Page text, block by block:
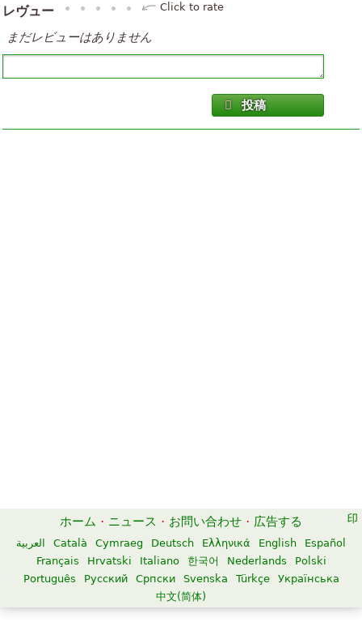
レヴュー Click to rate
まだレビューはありません
投稿
ホーム · ニュース · お問い合わせ · 広告する
العربية Català Cymraeg Deutsch Ελληνικά English
Español
Français
Hrvatski Italiano 한국어 Nederlands
Polski
Português
Русский Српски Svenska Türkçe
Українська
中文(简体)